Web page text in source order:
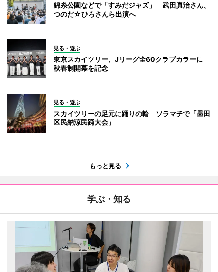
錦糸公園などで「すみだジャズ」 武田真治さん、
つのだ☆ひろさんら出演へ
見る・遊ぶ
東京スカイツリー、Jリーグ全60クラブカラーに
秋春制開幕を記念
見る・遊ぶ
スカイツリーの足元に踊りの輪 ソラマチで「墨田
区民納涼民踊大会」
もっと見る
学ぶ・知る